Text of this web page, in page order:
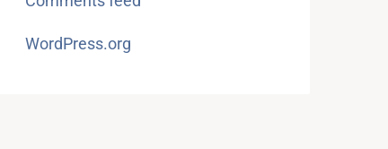
WordPress.org